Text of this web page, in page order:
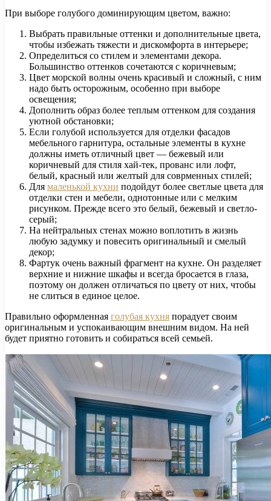
При выборе голубого доминирующим цветом, важно:
Выбрать правильные оттенки и дополнительные цвета,
чтобы избежать тяжести и дискомфорта в интерьере;
Определиться со стилем и элементами декора.
Большинство оттенков сочетаются с коричневым;
Цвет морской волны очень красивый и сложный, с ним
надо быть осторожным, особенно при выборе
освещения;
Дополнить образ более теплым оттенком для создания
уютной обстановки;
Если голубой используется для отделки фасадов
мебельного гарнитура, остальные элементы в кухне
должны иметь отличный цвет — бежевый или
коричневый для стиля хай-тек, прованс или лофт,
белый, красный или желтый для соврменных стилей;
Для маленькой кухни подойдут более светлые цвета для
отделки стен и мебели, однотонные или с мелким
рисунком. Прежде всего это белый, бежевый и светло-
серый;
На нейтральных стенах можно воплотить в жизнь
любую задумку и повесить оригинальный и смелый
декор;
Фартук очень важный фрагмент на кухне. Он разделяет
верхние и нижние шкафы и всегда бросается в глаза,
поэтому он должен отличаться по цвету от них, чтобы
не слиться в единое целое.
Правильно оформленная голубая кухня порадует своим
оригинальным и успокаивающим внешним видом. На ней
будет приятно готовить и собираться всей семьей.